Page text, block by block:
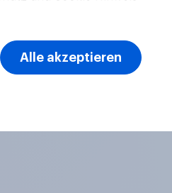
Alle akzeptieren